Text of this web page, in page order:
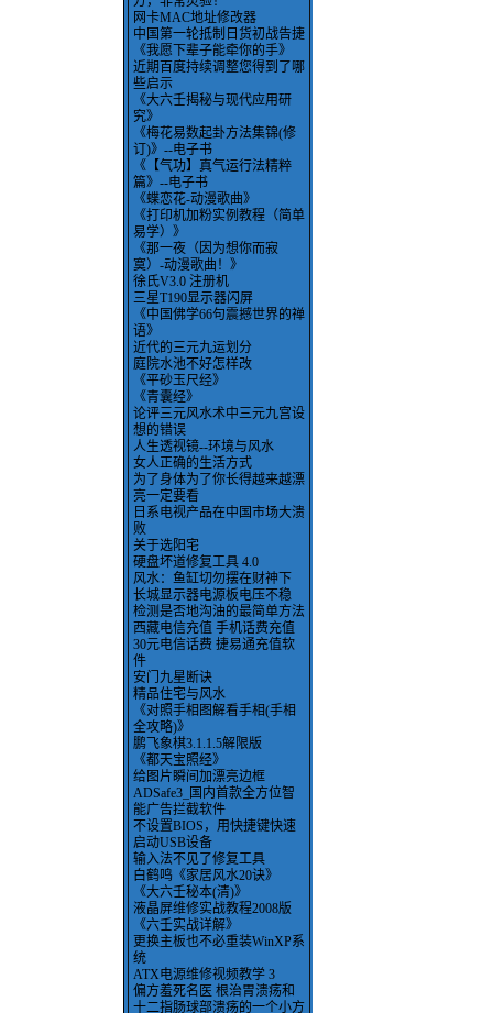
网卡MAC地址修改器
中国第一轮抵制日货初战告捷
《我愿下辈子能牵你的手》
近期百度持续调整您得到了哪
些启示
《大六壬揭秘与现代应用研
究》
《梅花易数起卦方法集锦(修
订)》--电子书
《【气功】真气运行法精粹
篇》--电子书
《蝶恋花-动漫歌曲》
《打印机加粉实例教程（简单
易学）》
《那一夜（因为想你而寂
寞）-动漫歌曲！》
徐氏V3.0 注册机
三星T190显示器闪屏
《中国佛学66句震撼世界的禅
语》
近代的三元九运划分
庭院水池不好怎样改
《平砂玉尺经》
《青囊经》
论评三元风水术中三元九宫设
想的错误
人生透视镜--环境与风水
女人正确的生活方式
为了身体为了你长得越来越漂
亮一定要看
日系电视产品在中国市场大溃
败
关于选阳宅
硬盘坏道修复工具 4.0
风水：鱼缸切勿摆在财神下
长城显示器电源板电压不稳
检测是否地沟油的最简单方法
西藏电信充值 手机话费充值
30元电信话费 捷易通充值软
件
安门九星断诀
精品住宅与风水
《对照手相图解看手相(手相
全攻略)》
鹏飞象棋3.1.1.5解限版
《都天宝照经》
给图片瞬间加漂亮边框
ADSafe3_国内首款全方位智
能广告拦截软件
不设置BIOS，用快捷键快速
启动USB设备
输入法不见了修复工具
白鹤鸣《家居风水20诀》
《大六壬秘本(清)》
液晶屏维修实战教程2008版
《六壬实战详解》
更换主板也不必重装WinXP系
统
ATX电源维修视频教学 3
偏方羞死名医 根治胃溃疡和
十二指肠球部溃疡的一个小方